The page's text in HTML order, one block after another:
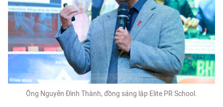
Ông Nguyễn Đình Thành, đồng sáng lập Elite PR School.